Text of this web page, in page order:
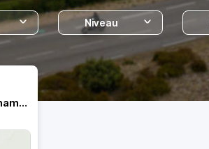
Niveau
Argentina - Ruta 40: Salta - Purmamarca